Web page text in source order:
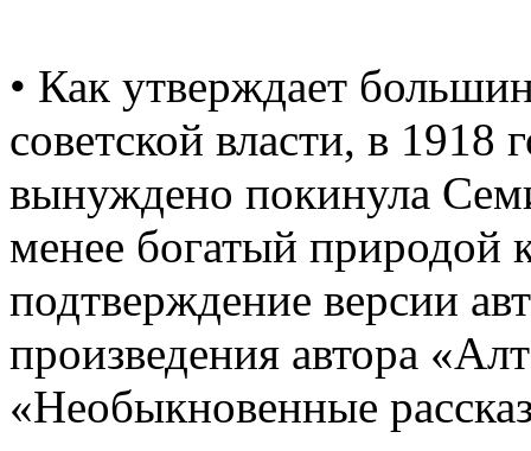
• Как утверждает
советской власти, в 1918
вынуждено покинула
менее богатый природой
подтверждение версии
произведения автора
«Необыкновенные